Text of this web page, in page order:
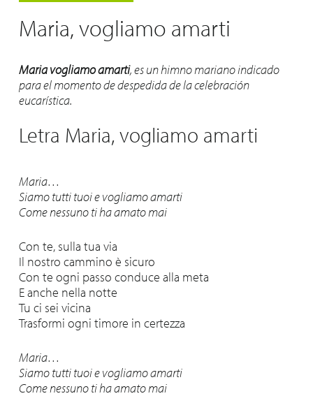
Maria, vogliamo amarti
Maria vogliamo amarti, es un himno mariano indicado
para el momento de despedida de la celebración
eucarística.
Letra Maria, vogliamo amarti
Maria…
Siamo tutti tuoi e vogliamo amarti
Come nessuno ti ha amato mai
Con te, sulla tua via
Il nostro cammino è sicuro
Con te ogni passo conduce alla meta
E anche nella notte
Tu ci sei vicina
Trasformi ogni timore in certezza
Maria…
Siamo tutti tuoi e vogliamo amarti
Come nessuno ti ha amato mai